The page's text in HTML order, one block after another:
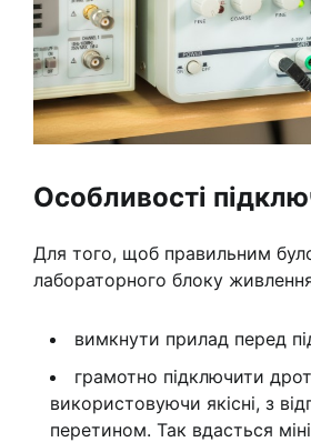
Особливості
Для того, щоб правильним
лабораторного блоку
вимкнути прилад перед
грамотно підключити
використовуючи якісні, з
перетином. Так вдасться